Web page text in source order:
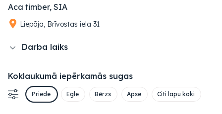
Aca timber, SIA
Liepāja, Brīvostas iela 31
Darba laiks
Koklaukumā iepērkamās sugas
Priede Egle Bērzs Apse Citi lapu koki